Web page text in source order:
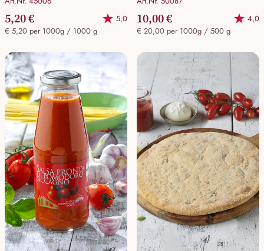
5,20 €
5,0
€ 5,20 per 1000g / 1000 g
10,00 €
4,0
€ 20,00 per 1000g / 500 g